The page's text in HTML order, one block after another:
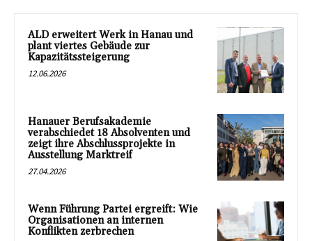
ALD erweitert Werk in Hanau und
plant viertes Gebäude zur
Kapazitätssteigerung
12.06.2026
Hanauer Berufsakademie
verabschiedet 18 Absolventen und
zeigt ihre Abschlussprojekte in
Ausstellung Marktreif
27.04.2026
Wenn Führung Partei ergreift: Wie
Organisationen an internen
Konflikten zerbrechen